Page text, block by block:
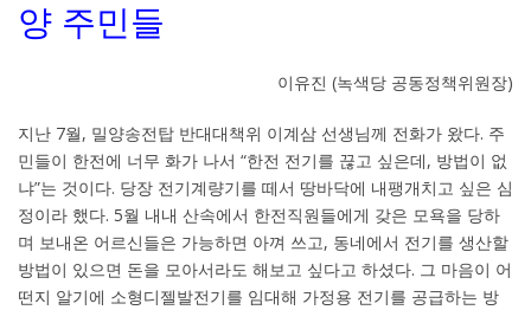
양 주민들
이유진 (녹색당 공동정책위원장)
지난 7월, 밀양송전탑 반대대책위 이계삼 선생님께 전화가 왔다. 주
민들이 한전에 너무 화가 나서 “한전 전기를 끊고 싶은데, 방법이 없
냐”는 것이다. 당장 전기계량기를 떼서 땅바닥에 내팽개치고 싶은 심
정이라 했다. 5월 내내 산속에서 한전직원들에게 갖은 모욕을 당하
며 보내온 어르신들은 가능하면 아껴 쓰고, 동네에서 전기를 생산할
방법이 있으면 돈을 모아서라도 해보고 싶다고 하셨다. 그 마음이 어
떤지 알기에 소형디젤발전기를 임대해 가정용 전기를 공급하는 방